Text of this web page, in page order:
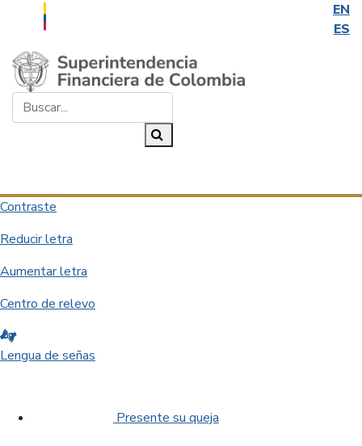
EN
ES
Saltar al contenido principal
Contraste
Reducir letra
Aumentar letra
Centro de relevo
Lengua de señas
Presente su queja